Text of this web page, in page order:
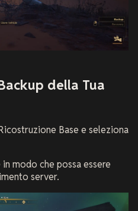
della Tua
Base e seleziona
modo che possa essere
server.